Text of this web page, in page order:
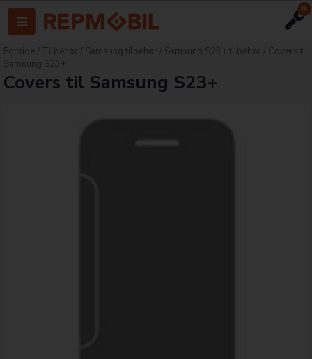
0
Forside Tilbehør Samsung tilbehør Samsung S23+ tilbehør
Covers til
Samsung S23+
Covers til Samsung S23+